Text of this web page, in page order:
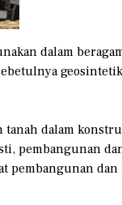
dalam
dalam
pembangunan
pembangunan dan